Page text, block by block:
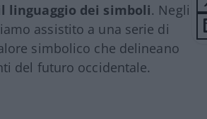
linguaggio dei simboli. Negli
assistito a una serie di
simbolico che delineano
del futuro occidentale.